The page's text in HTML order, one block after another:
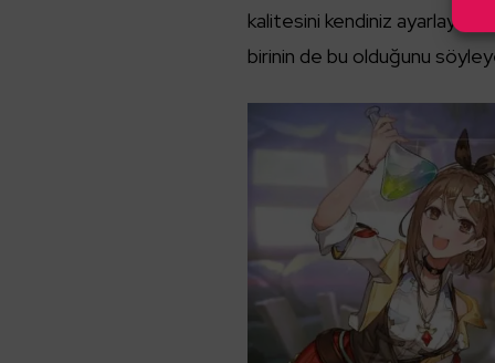
kalitesini kendiniz
birinin de bu olduğunu